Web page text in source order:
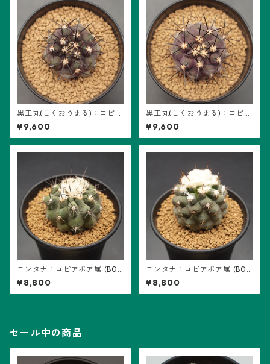
黒王丸(こくおうまる)：コピア
ポア属 (B05) ※実生
¥9,600
黒王丸(こくおうまる)：コピア
ポア属 (B03) ※実生
¥9,600
モンタナ：コピアポア属 (B0
2) ※実生
¥8,800
モンタナ：コピアポア属 (B01)
※実生
¥8,800
セール中の商品